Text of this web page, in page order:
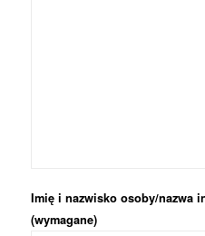
Imię i nazwisko osoby/nazwa
(wymagane)